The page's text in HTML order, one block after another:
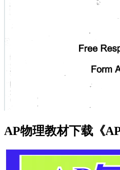
AP物理教材下载《AP